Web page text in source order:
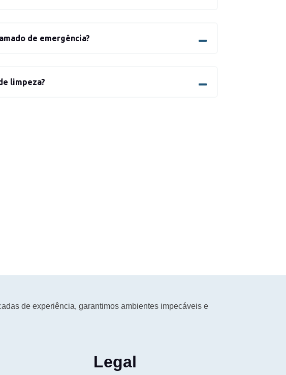
de emergência?
limpeza?
de experiência, garantimos ambientes impecáveis e
Legal